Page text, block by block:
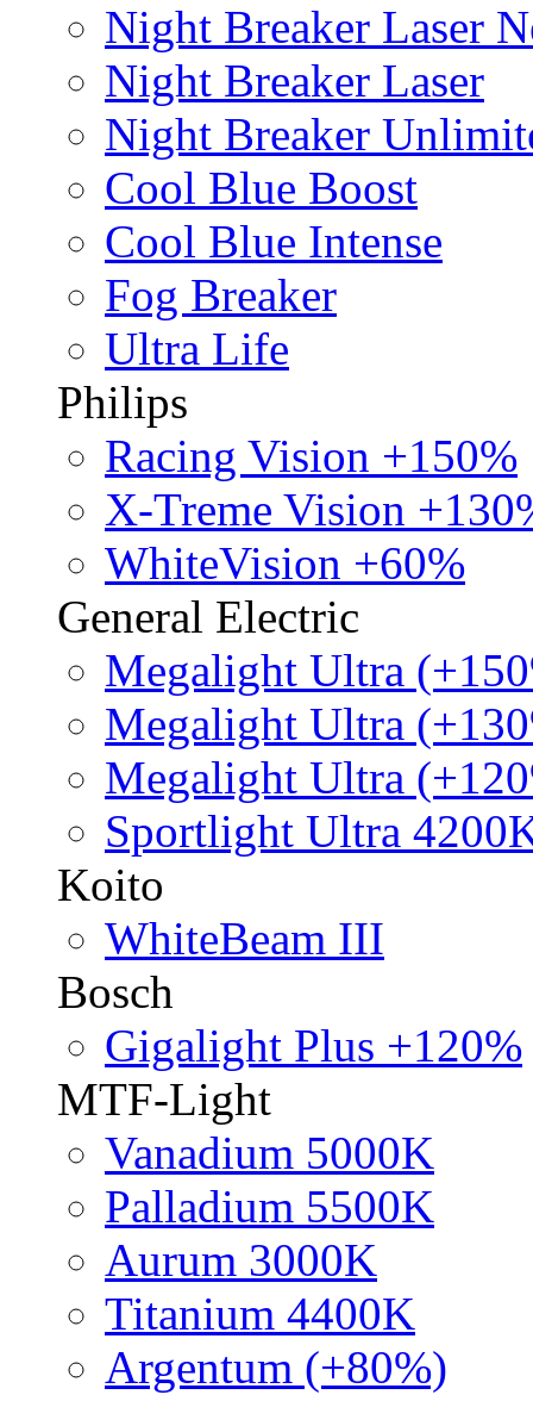
Night Breaker Laser
Night Breaker Laser
Night Breaker
Cool Blue Boost
Cool Blue Intense
Fog Breaker
Ultra Life
Philips
Racing Vision +150%
X-Treme Vision
WhiteVision +60%
General Electric
Megalight Ultra
Megalight Ultra
Megalight Ultra
Sportlight Ultra
Koito
WhiteBeam III
Bosch
Gigalight Plus +120%
MTF-Light
Vanadium 5000K
Palladium 5500K
Aurum 3000K
Titanium 4400K
Argentum (+80%)